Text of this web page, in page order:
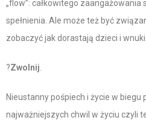
„flow”: całkowitego zaangażowania
spełnienia. Ale może też być
zobaczyć jak dorastają dzieci i wnuki.
?Zwolnij
Nieustanny pośpiech i życie w biegu
najważniejszych chwil w życiu czyli